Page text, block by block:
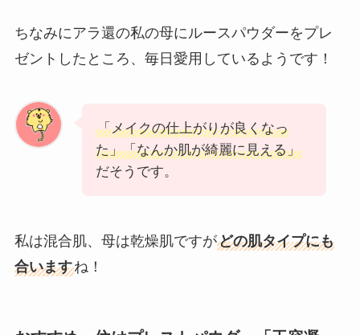
ちなみにアラ還の私の母にルースパウダーをプレ
ゼントしたところ、毎日愛用しているようです！
「メイクの仕上がりが良くなっ
た」「なんか肌が綺麗に見える」
だそうです。
私は混合肌、母は乾燥肌ですがどの肌タイプにも
合いますね！